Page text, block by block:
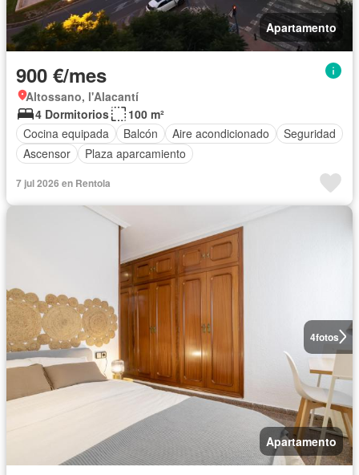
Apartamento
900 €/mes
Altossano, l'Alacantí
4 Dormitorios
100 m²
Cocina equipada
Balcón Aire acondicionado
Seguridad
Ascensor
Plaza aparcamiento
7 jul 2026 en Rentola
4fotos
Apartamento